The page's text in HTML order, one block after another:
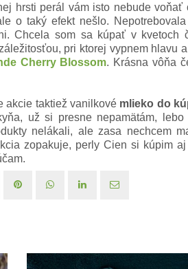
hrsti perál vám isto nebude
o taký efekt nešlo.
Chcela som sa kúpať v
pri ktorej vypnem hlavu
Cherry Blossom. Krásna vôňa
akcie taktiež vanilkové mlieko do
už si presne nepamätám,
nelákali, ale zasa nechcem
zopakuje, perly Cien si kúpim